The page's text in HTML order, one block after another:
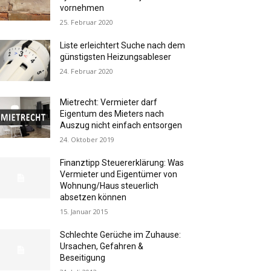
vornehmen
25. Februar 2020
Liste erleichtert Suche nach dem
günstigsten Heizungsableser
24. Februar 2020
Mietrecht: Vermieter darf
Eigentum des Mieters nach
Auszug nicht einfach entsorgen
24. Oktober 2019
Finanztipp Steuererklärung: Was
Vermieter und Eigentümer von
Wohnung/Haus steuerlich
absetzen können
15. Januar 2015
Schlechte Gerüche im Zuhause:
Ursachen, Gefahren &
Beseitigung